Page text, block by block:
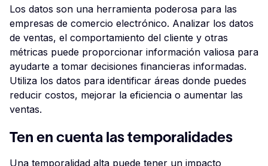
Los datos son una herramienta poderosa para las
empresas de comercio electrónico. Analizar los datos
de ventas, el comportamiento del cliente y otras
métricas puede proporcionar información valiosa para
ayudarte a tomar decisiones financieras informadas.
Utiliza los datos para identificar áreas donde puedes
reducir costos, mejorar la eficiencia o aumentar las
ventas.
Ten en cuenta las temporalidades
Una temporalidad alta puede tener un impacto